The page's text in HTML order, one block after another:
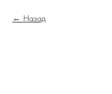
Назад